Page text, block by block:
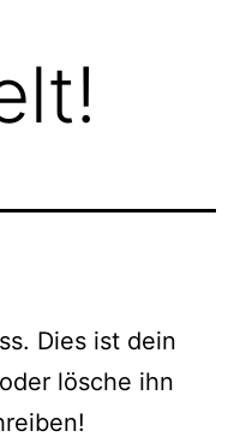
Dies ist dein
lösche ihn